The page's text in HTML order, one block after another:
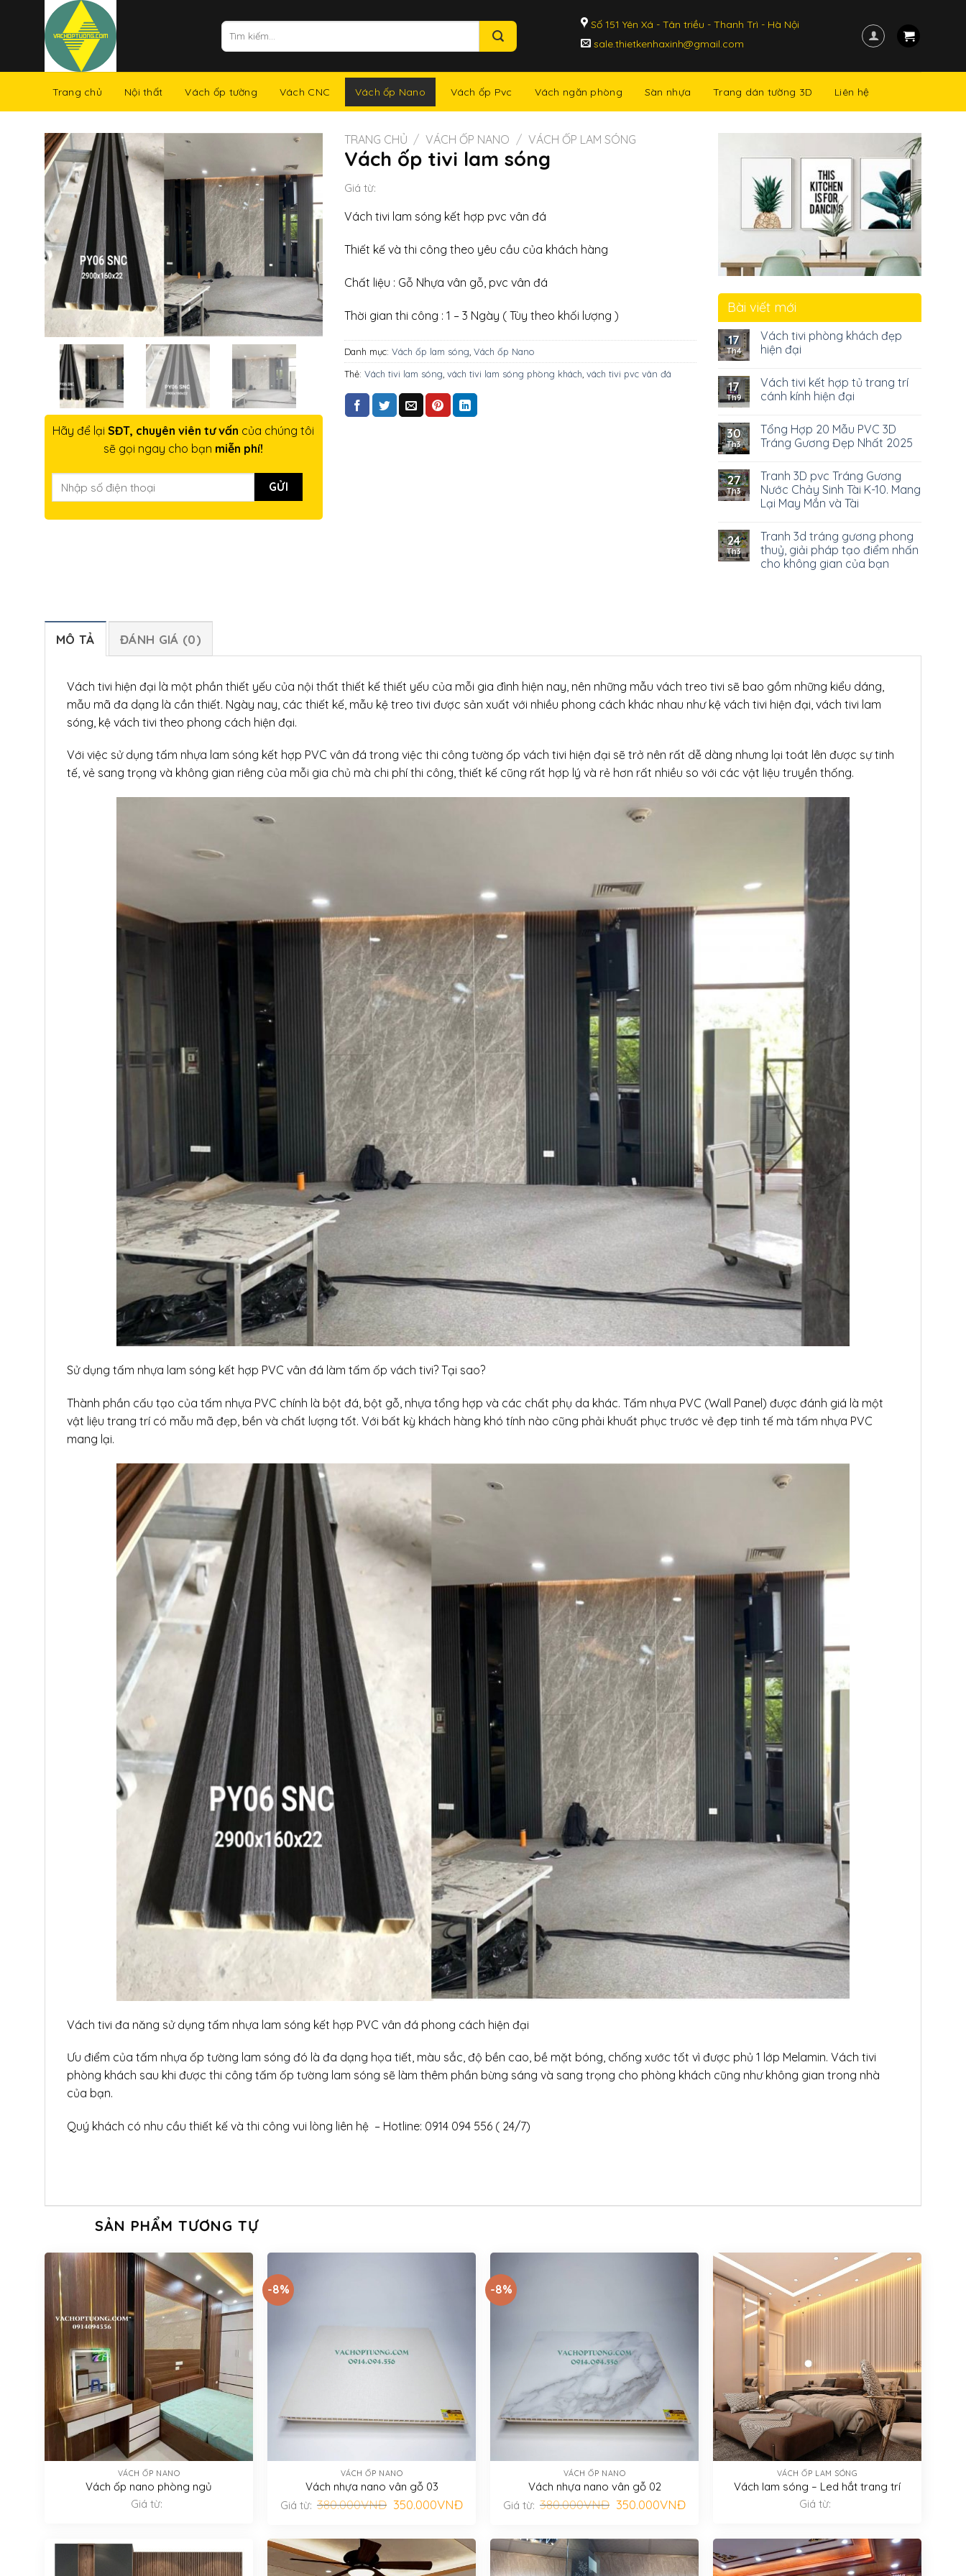
Tìm
kiếm:
Số 151 Yên Xá - Tân triều - Thanh Trì - Hà Nội
sale.thietkenhaxinh@gmail.com
Trang chủ Nội thất Vách ốp tường Vách CNC Vách ốp Nano Vách ốp Pvc Vách ngăn phòng Sàn nhựa Trang dán tường 3D Liên hệ
Hãy để lại SĐT, chuyên viên tư vấn của chúng tôi
sẽ gọi ngay cho bạn miễn phí!
TRANG CHỦ / VÁCH ỐP NANO / VÁCH ỐP LAM SÓNG
Vách ốp tivi lam sóng
Giá từ:
Vách tivi lam sóng kết hợp pvc vân đá
Thiết kế và thi công theo yêu cầu của khách hàng
Chất liệu : Gỗ Nhựa vân gỗ, pvc vân đá
Thời gian thi công : 1 – 3 Ngày ( Tùy theo khối lượng )
Danh mục: Vách ốp lam sóng Vách ốp Nano
Thẻ: Vách tivi lam sóng vách tivi lam sóng phòng khách vách tivi pvc vân đá
Bài viết mới
17
Th4
Vách tivi phòng khách đẹp
hiện đại
17
Th9
Vách tivi kết hợp tủ trang trí
cánh kính hiện đại
30
Th3
Tổng Hợp 20 Mẫu PVC 3D
Tráng Gương Đẹp Nhất 2025
27
Th3
Tranh 3D pvc Tráng Gương
Nước Chảy Sinh Tài K-10. Mang
Lại May Mắn và Tài
24
Th3
Tranh 3d tráng gương phong
thuỷ, giải pháp tạo điểm nhấn
cho không gian của bạn
MÔ TẢ ĐÁNH GIÁ (0)
Vách tivi hiện đại là một phần thiết yếu của nội thất thiết kế thiết yếu của mỗi gia đình hiện nay, nên những mẫu vách treo tivi sẽ bao gồm những kiểu dáng,
mẫu mã đa dạng là cần thiết. Ngày nay, các thiết kế, mẫu kệ treo tivi được sản xuất với nhiều phong cách khác nhau như kệ vách tivi hiện đại, vách tivi lam
sóng, kệ vách tivi theo phong cách hiện đại.
Với việc sử dụng tấm nhựa lam sóng kết hợp PVC vân đá trong việc thi công tường ốp vách tivi hiện đại sẽ trở nên rất dễ dàng nhưng lại toát lên được sự tinh
tế, vẻ sang trọng và không gian riêng của mỗi gia chủ mà chi phí thi công, thiết kế cũng rất hợp lý và rẻ hơn rất nhiều so với các vật liệu truyền thống.
Sử dụng tấm nhựa lam sóng kết hợp PVC vân đá làm tấm ốp vách tivi? Tại sao?
Thành phần cấu tạo của tấm nhựa PVC chính là bột đá, bột gỗ, nhựa tổng hợp và các chất phụ da khác. Tấm nhựa PVC (Wall Panel) được đánh giá là một
vật liệu trang trí có mẫu mã đẹp, bền và chất lượng tốt. Với bất kỳ khách hàng khó tính nào cũng phải khuất phục trước vẻ đẹp tinh tế mà tấm nhựa PVC
mang lại.
Vách tivi đa năng sử dụng tấm nhựa lam sóng kết hợp PVC vân đá phong cách hiện đại
Ưu điểm của tấm nhựa ốp tường lam sóng đó là đa dạng họa tiết, màu sắc, độ bền cao, bề mặt bóng, chống xước tốt vì được phủ 1 lớp Melamin. Vách tivi
phòng khách sau khi được thi công tấm ốp tường lam sóng sẽ làm thêm phần bừng sáng và sang trọng cho phòng khách cũng như không gian trong nhà
của bạn.
Quý khách có nhu cầu thiết kế và thi công vui lòng liên hệ – Hotline: 0914 094 556 ( 24/7)
SẢN PHẨM TƯƠNG TỰ
VÁCH ỐP NANO
Vách ốp nano phòng ngủ
Giá từ:
-8%
VÁCH ỐP NANO
Vách nhựa nano vân gỗ 03
Giá từ: 380.000VNĐ Giá
gốc
350.000VNĐGiá
350.000VNĐ.
-8%
VÁCH ỐP NANO
Vách nhựa nano vân gỗ 02
Giá từ: 380.000VNĐ Giá
gốc
350.000VNĐGiá
350.000VNĐ.
VÁCH ỐP LAM SÓNG
Vách lam sóng – Led hắt trang trí
Giá từ: